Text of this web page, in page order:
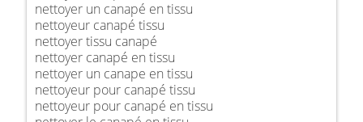
nettoyer un canapé en tissu
nettoyeur canapé tissu
nettoyer tissu canapé
nettoyer canapé en tissu
nettoyer un canape en tissu
nettoyeur pour canapé tissu
nettoyeur pour canapé en tissu